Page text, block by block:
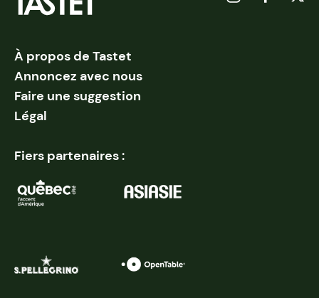
À propos de Tastet
Annoncez avec nous
Faire une suggestion
Légal
Fiers partenaires :